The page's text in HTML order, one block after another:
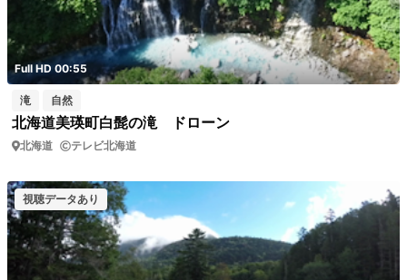
Full HD 00:55
滝 自然
北海道美瑛町白髭の滝 ドローン
北海道 テレビ北海道
視聴データあり